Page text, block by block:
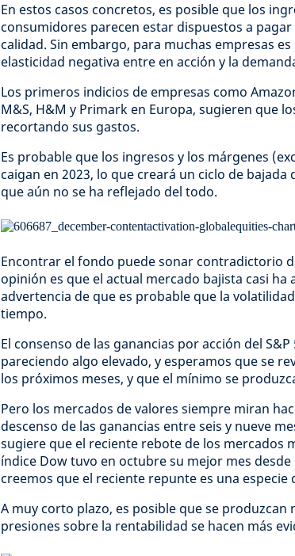
En estos casos concretos, es posible que los
consumidores parecen estar dispuestos a
calidad. Sin embargo, para muchas empresas
elasticidad negativa entre en acción y la
Los primeros indicios de empresas como
M&S, H&M y Primark en Europa, sugieren que
recortando sus gastos.
Es probable que los ingresos y los márgenes
caigan en 2023, lo que creará un ciclo de
que aún no se ha reflejado del todo.
Encontrar el fondo puede sonar contradictorio
opinión es que el actual mercado bajista casi ha
advertencia de que es probable que la
tiempo.
El consenso de las ganancias por acción del
pareciendo algo elevado, y esperamos que se
los próximos meses, y que el mínimo se
Pero los mercados de valores siempre miran
descenso de las ganancias entre seis y nueve
sugiere que el reciente rebote de los mercados
índice Dow tuvo en octubre su mejor mes
creemos que el reciente repunte es una especie
A muy corto plazo, es posible que se produzcan
presiones sobre la rentabilidad se hacen más